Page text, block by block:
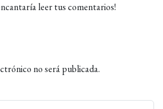
leer tus comentarios!
no será publicada.